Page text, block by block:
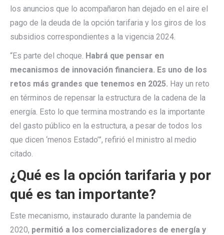
los anuncios que lo acompañaron han dejado en el aire el
pago de la deuda de la opción tarifaria y los giros de los
subsidios correspondientes a la vigencia 2024.
“Es parte del choque. Habrá que pensar en
mecanismos de innovación financiera. Es uno de los
retos más grandes que tenemos en 2025. Hay un reto
en términos de repensar la estructura de la cadena de la
energía. Esto lo que termina mostrando es la importante
del gasto público en la estructura, a pesar de todos los
que dicen ‘menos Estado’”, refirió el ministro al medio
citado.
¿Qué es la opción tarifaria y por
qué es tan importante?
Este mecanismo, instaurado durante la pandemia de
2020, permitió a los comercializadores de energía y